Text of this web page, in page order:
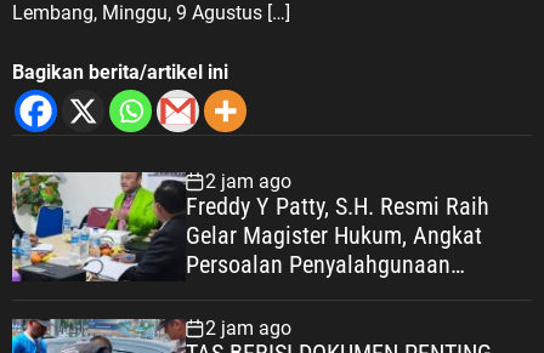
Lembang, Minggu, 9 Agustus […]
Bagikan berita/artikel ini
2 jam ago
Freddy Y Patty, S.H. Resmi Raih
Gelar Magister Hukum, Angkat
Persoalan Penyalahgunaan
Tanah
2 jam ago